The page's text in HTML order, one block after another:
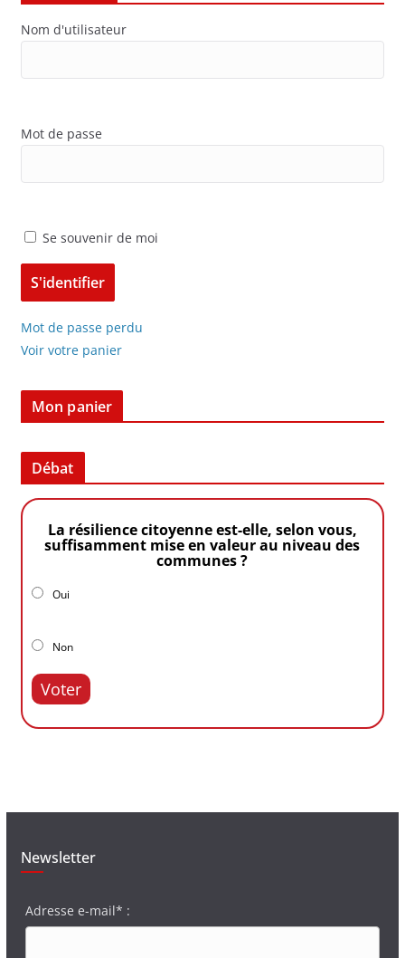
Nom d'utilisateur
Mot de passe
Se souvenir de moi
Mot de passe perdu
Voir votre panier
Mon panier
Débat
La résilience citoyenne est-elle, selon vous,
suffisamment mise en valeur au niveau des
communes ?
Oui
Non
Voter
Newsletter
Adresse e-mail* :